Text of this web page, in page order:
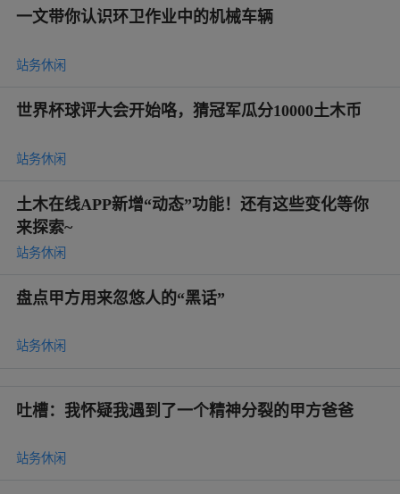
一文带你认识环卫作业中的机械车辆
站务休闲
世界杯球评大会开始咯，猜冠军瓜分10000土木币
站务休闲
土木在线APP新增“动态”功能！还有这些变化等你
来探索~
站务休闲
盘点甲方用来忽悠人的“黑话”
站务休闲
吐槽：我怀疑我遇到了一个精神分裂的甲方爸爸
站务休闲